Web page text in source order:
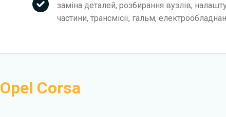
заміна деталей, розбирання вузлів,
частини, трансмісії, гальм,
Opel Corsa